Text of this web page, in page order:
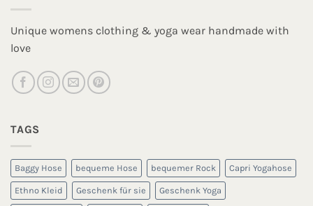
Unique womens clothing & yoga wear handmade with
love
TAGS
Baggy Hose bequeme Hose bequemer Rock Capri Yogahose
Ethno Kleid Geschenk für sie Geschenk Yoga